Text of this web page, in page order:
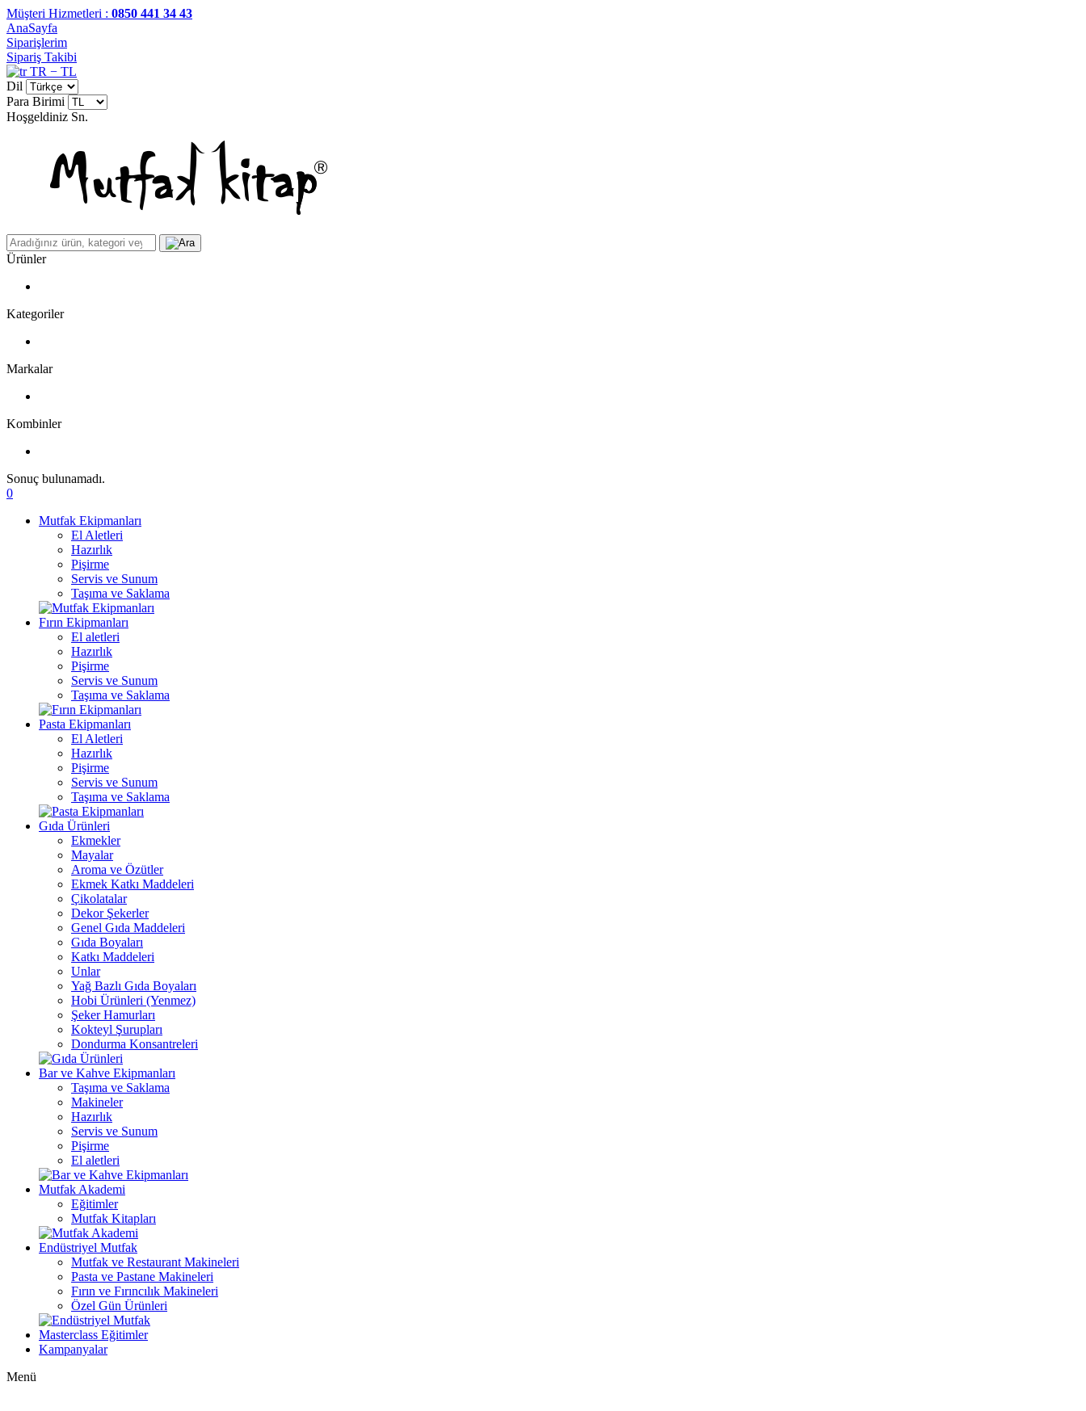
Müşteri Hizmetleri : 0850 441 34 43
AnaSayfa
Siparişlerim
Sipariş Takibi
TR − TL
Dil
Para Birimi
Hoşgeldiniz Sn.
Ürünler
Kategoriler
Markalar
Kombinler
Sonuç bulunamadı.
0
Mutfak Ekipmanları
El Aletleri
Hazırlık
Pişirme
Servis ve Sunum
Taşıma ve Saklama
Fırın Ekipmanları
El aletleri
Hazırlık
Pişirme
Servis ve Sunum
Taşıma ve Saklama
Pasta Ekipmanları
El Aletleri
Hazırlık
Pişirme
Servis ve Sunum
Taşıma ve Saklama
Gıda Ürünleri
Ekmekler
Mayalar
Aroma ve Özütler
Ekmek Katkı Maddeleri
Çikolatalar
Dekor Şekerler
Genel Gıda Maddeleri
Gıda Boyaları
Katkı Maddeleri
Unlar
Yağ Bazlı Gıda Boyaları
Hobi Ürünleri (Yenmez)
Şeker Hamurları
Kokteyl Şurupları
Dondurma Konsantreleri
Bar ve Kahve Ekipmanları
Taşıma ve Saklama
Makineler
Hazırlık
Servis ve Sunum
Pişirme
El aletleri
Mutfak Akademi
Eğitimler
Mutfak Kitapları
Endüstriyel Mutfak
Mutfak ve Restaurant Makineleri
Pasta ve Pastane Makineleri
Fırın ve Fırıncılık Makineleri
Özel Gün Ürünleri
Masterclass Eğitimler
Kampanyalar
Menü